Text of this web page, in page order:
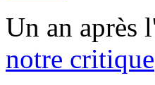
Un an après
notre critique